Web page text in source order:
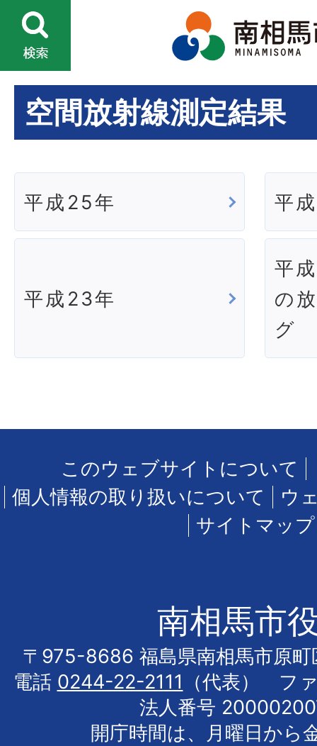
空間放射線測定結果
平成25年 平
平成23年
平
の
グ
このウェブサイトについて
個人情報の取り扱いについて
ウ
サイトマップ
南相馬市
〒975-8686 福島県南相馬市原町
電話 0244-22-2111
（代表） フ
法人番号
開庁時間は、月曜日から